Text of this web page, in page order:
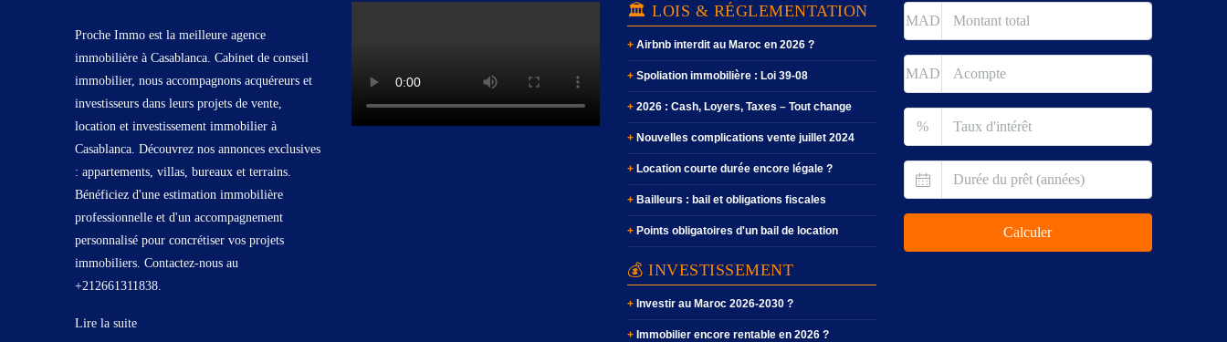
Proche Immo est la meilleure agence
immobilière à Casablanca. Cabinet de conseil
immobilier, nous accompagnons acquéreurs et
investisseurs dans leurs projets de vente,
location et investissement immobilier à
Casablanca. Découvrez nos annonces exclusives
: appartements, villas, bureaux et terrains.
Bénéficiez d'une estimation immobilière
professionnelle et d'un accompagnement
personnalisé pour concrétiser vos projets
immobiliers. Contactez-nous au
+212661311838.
Lire la suite
🏛️ LOIS & RÉGLEMENTATION
Airbnb interdit au Maroc en 2026 ?
Spoliation immobilière : Loi 39-08
2026 : Cash, Loyers, Taxes – Tout change
Nouvelles complications vente juillet 2024
Location courte durée encore légale ?
Bailleurs : bail et obligations fiscales
Points obligatoires d'un bail de location
💰 INVESTISSEMENT
Investir au Maroc 2026-2030 ?
Immobilier encore rentable en 2026 ?
MAD
MAD
%
Calculer